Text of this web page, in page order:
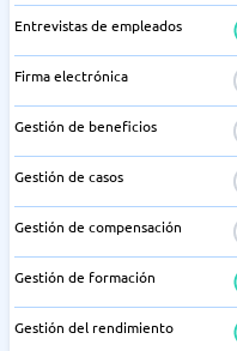
Entrevistas de empleados
Firma electrónica
Gestión de beneficios
Gestión de casos
Gestión de compensación
Gestión de formación
Gestión del rendimiento